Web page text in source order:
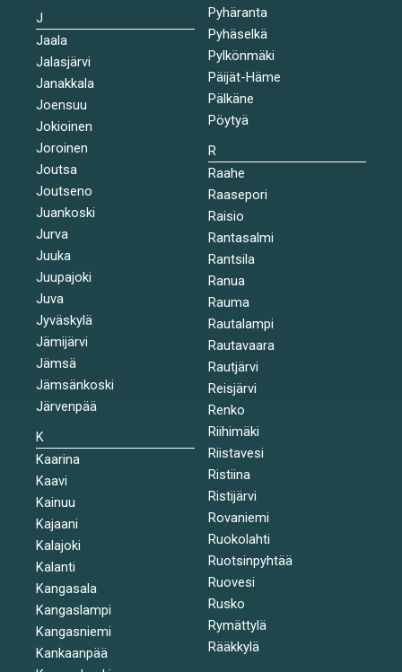
J
Jaala
Jalasjärvi
Janakkala
Joensuu
Jokioinen
Joroinen
Joutsa
Joutseno
Juankoski
Jurva
Juuka
Juupajoki
Juva
Jyväskylä
Jämijärvi
Jämsä
Jämsänkoski
Järvenpää
K
Kaarina
Kaavi
Kainuu
Kajaani
Kalajoki
Kalanti
Kangasala
Kangaslampi
Kangasniemi
Kankaanpää
Pyhäranta
Pyhäselkä
Pylkönmäki
Päijät-Häme
Pälkäne
Pöytyä
R
Raahe
Raasepori
Raisio
Rantasalmi
Rantsila
Ranua
Rauma
Rautalampi
Rautavaara
Rautjärvi
Reisjärvi
Renko
Riihimäki
Riistavesi
Ristiina
Ristijärvi
Rovaniemi
Ruokolahti
Ruotsinpyhtää
Ruovesi
Rusko
Rymättylä
Rääkkylä